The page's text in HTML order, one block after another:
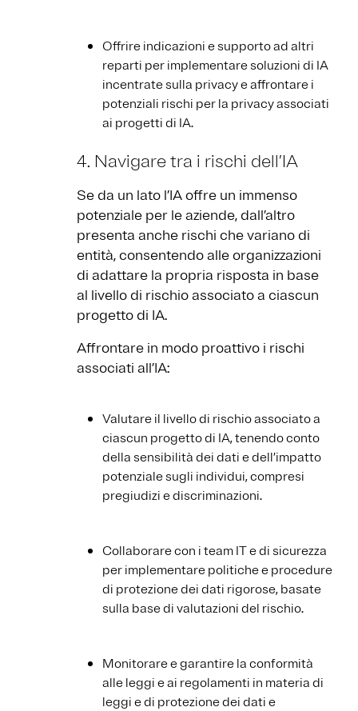
Offrire indicazioni e supporto ad altri
reparti per implementare soluzioni di IA
incentrate sulla privacy e affrontare i
potenziali rischi per la privacy associati
ai progetti di IA.
4. Navigare tra i rischi dell’IA
Se da un lato l’IA offre un immenso
potenziale per le aziende, dall’altro
presenta anche rischi che variano di
entità, consentendo alle organizzazioni
di adattare la propria risposta in base
al livello di rischio associato a ciascun
progetto di IA.
Affrontare in modo proattivo i rischi
associati all’IA:
Valutare il livello di rischio associato a
ciascun progetto di IA, tenendo conto
della sensibilità dei dati e dell’impatto
potenziale sugli individui, compresi
pregiudizi e discriminazioni.
Collaborare con i team IT e di sicurezza
per implementare politiche e procedure
di protezione dei dati rigorose, basate
sulla base di valutazioni del rischio.
Monitorare e garantire la conformità
alle leggi e ai regolamenti in materia di
leggi e di protezione dei dati e